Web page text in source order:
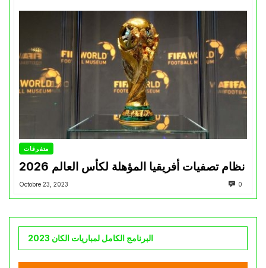
متفرقات
نظام تصفيات أفريقيا المؤهلة لكأس العالم 2026
Octobre 23, 2023 0
البرنامج الكامل لمباريات الكان 2023